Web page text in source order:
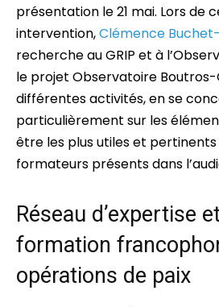
présentation le 21 mai. Lors de
intervention,Clémence
recherche au GRIP et à
le projet Observatoire Boutros-
différentes activités, en se
particulièrement sur les
être les plus utiles et
formateurs présents dans
Réseau d’expertise
formation
opérations de paix